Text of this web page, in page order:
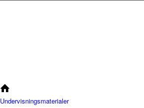
Undervisningsmaterialer